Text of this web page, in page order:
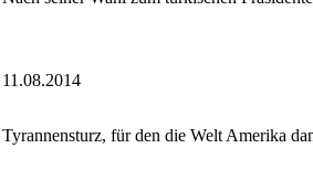
11.08.2014
Tyrannensturz, für den die Welt Amerika